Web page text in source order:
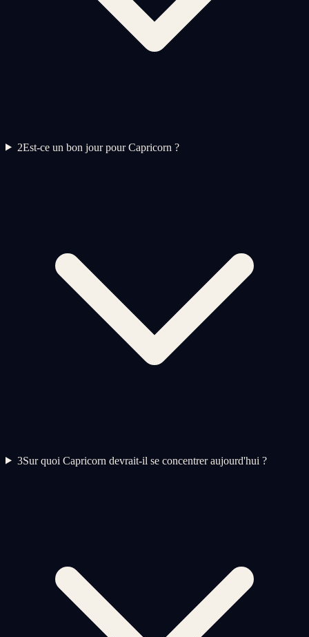
2Est-ce un bon jour pour Capricorn ?
3Sur quoi Capricorn devrait-il se concentrer aujourd'hui ?